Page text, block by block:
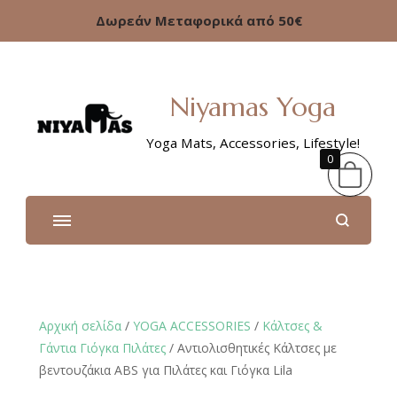
Δωρεάν Μεταφορικά από 50€
Niyamas Yoga
Yoga Mats, Accessories, Lifestyle!
Αρχική σελίδα / YOGA ACCESSORIES / Κάλτσες &
Γάντια Γιόγκα Πιλάτες / Αντιολισθητικές Κάλτσες με
βεντουζάκια ABS για Πιλάτες και Γιόγκα Lila
0